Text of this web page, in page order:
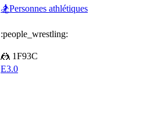
🏂Personnes athlétiques
:people_wrestling:
🤼 1F93C
E3.0